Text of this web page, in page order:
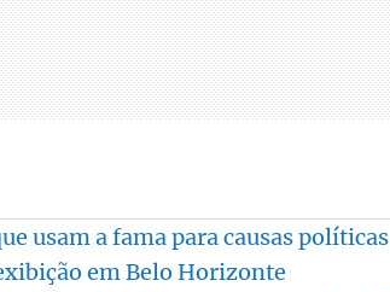
usam a fama para causas políticas
em Belo Horizonte